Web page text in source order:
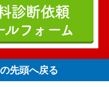
診断依頼
ルフォーム
先頭へ戻る